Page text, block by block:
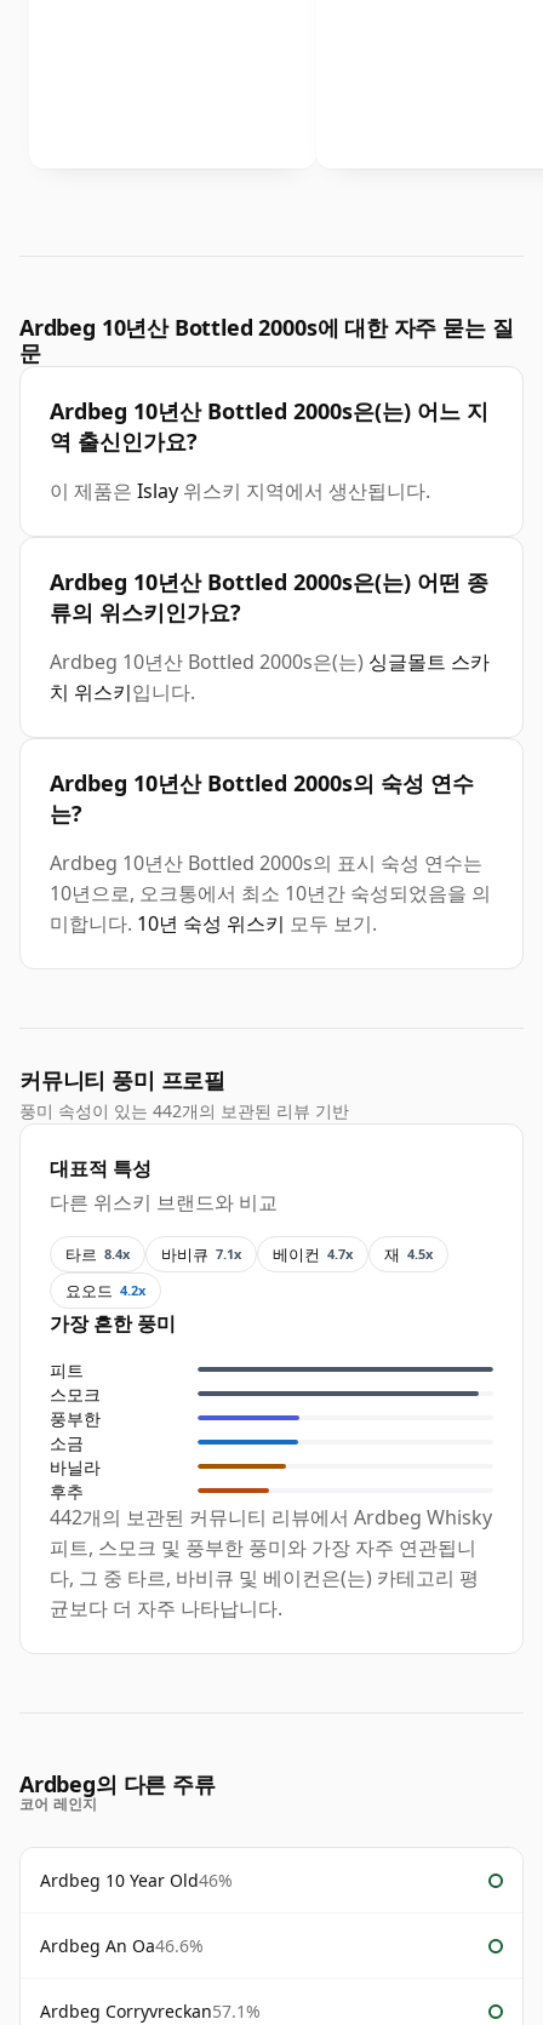
Ardbeg 10년산 Bottled 2000s에 대한 자주 묻는 질
문
Ardbeg 10년산 Bottled 2000s은(는) 어느 지
역 출신인가요?
이 제품은 Islay 위스키 지역에서 생산됩니다.
Ardbeg 10년산 Bottled 2000s은(는) 어떤 종
류의 위스키인가요?
Ardbeg 10년산 Bottled 2000s은(는) 싱글몰트 스카
치 위스키입니다.
Ardbeg 10년산 Bottled 2000s의 숙성 연수
는?
Ardbeg 10년산 Bottled 2000s의 표시 숙성 연수는
10년으로, 오크통에서 최소 10년간 숙성되었음을 의
미합니다. 10년 숙성 위스키 모두 보기.
커뮤니티 풍미 프로필
풍미 속성이 있는 442개의 보관된 리뷰 기반
대표적 특성
다른 위스키 브랜드와 비교
타르 8.4x 바비큐 7.1x 베이컨 4.7x 재 4.5x
요오드 4.2x
가장 흔한 풍미
피트
스모크
풍부한
소금
바닐라
후추
442개의 보관된 커뮤니티 리뷰에서 Ardbeg Whisky
피트, 스모크 및 풍부한 풍미와 가장 자주 연관됩니
다, 그 중 타르, 바비큐 및 베이컨은(는) 카테고리 평
균보다 더 자주 나타납니다.
Ardbeg의 다른 주류
코어 레인지
Ardbeg 10 Year Old46%
Ardbeg An Oa46.6%
Ardbeg Corryvreckan57.1%